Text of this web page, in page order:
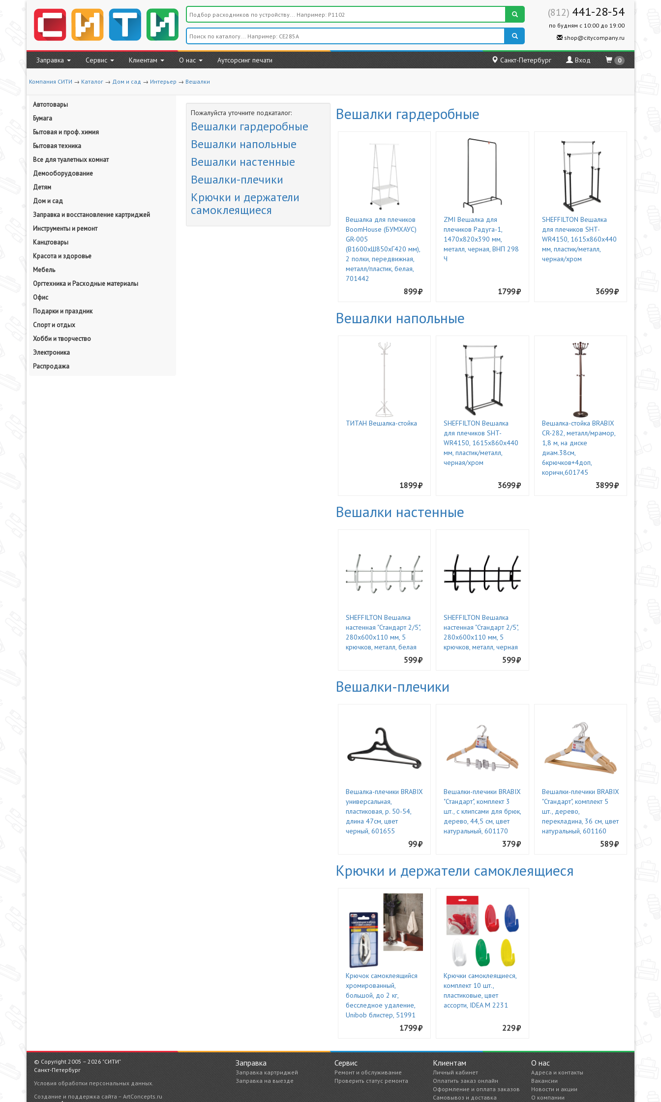
(812) 441-28-54
по будням с 10:00 до 19:00
shop@citycompany.ru
Заправка Сервис Клиентам О нас Аутсорсинг печати Санкт-Петербург Вход 0
Компания СИТИ → Каталог → Дом и сад → Интерьер → Вешалки
Автотовары
Бумага
Бытовая и проф. химия
Бытовая техника
Все для туалетных комнат
Демооборудование
Детям
Дом и сад
Заправка и восстановление картриджей
Инструменты и ремонт
Канцтовары
Красота и здоровье
Мебель
Оргтехника и Расходные материалы
Офис
Подарки и праздник
Спорт и отдых
Хобби и творчество
Электроника
Распродажа
Пожалуйста уточните подкаталог:
Вешалки гардеробные
Вешалки напольные
Вешалки настенные
Вешалки-плечики
Крючки и держатели
самоклеящиеся
Вешалки гардеробные
Вешалка для плечиков
BoomHouse (БУМХАУС)
GR-005
(В1600хШ850хГ420 мм),
2 полки, передвижная,
металл/пластик, белая,
701442
899
ZMI Вешалка для
плечиков Радуга-1,
1470х820х390 мм,
металл, черная, ВНП 298
Ч
1799
SHEFFILTON Вешалка
для плечиков SHT-
WR4150, 1615х860х440
мм, пластик/металл,
черная/хром
3699
Вешалки напольные
ТИТАН Вешалка-стойка
1899
SHEFFILTON Вешалка
для плечиков SHT-
WR4150, 1615х860х440
мм, пластик/металл,
черная/хром
3699
Вешалка-стойка BRABIX
CR-282, металл/мрамор,
1,8 м, на диске
диам.38см,
6крючков+4доп,
коричн,601745
3899
Вешалки настенные
SHEFFILTON Вешалка
настенная "Стандарт 2/5",
280х600х110 мм, 5
крючков, металл, белая
599
SHEFFILTON Вешалка
настенная "Стандарт 2/5",
280х600х110 мм, 5
крючков, металл, черная
599
Вешалки-плечики
Вешалка-плечики BRABIX
универсальная,
пластиковая, р. 50-54,
длина 47см, цвет
черный, 601655
99
Вешалки-плечики BRABIX
"Стандарт", комплект 3
шт., с клипсами для брюк,
дерево, 44,5 см, цвет
натуральный, 601170
379
Вешалки-плечики BRABIX
"Стандарт", комплект 5
шт., дерево,
перекладина, 36 см, цвет
натуральный, 601160
589
Крючки и держатели самоклеящиеся
Крючок самоклеящийся
хромированный,
большой, до 2 кг,
бесследное удаление,
Unibob блистер, 51991
1799
Крючки самоклеящиеся,
комплект 10 шт.,
пластиковые, цвет
ассорти, IDEA М 2231
229
Заправка
Заправка картриджей
Заправка на выезде
Сервис
Ремонт и обслуживание
Проверить статус ремонта
Клиентам
Личный кабинет
Оплатить заказ онлайн
Оформление и оплата заказов
Самовывоз и доставка
О нас
Адреса и контакты
Вакансии
Новости и акции
О компании
© Copyright 2005 – 2026 "СИТИ"
Санкт-Петербург
Условия обработки персональных данных.
Создание и поддержка сайта – ArtConcepts.ru